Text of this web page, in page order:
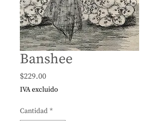
Banshee
$229.00Precio
IVA excluido
Cantidad *